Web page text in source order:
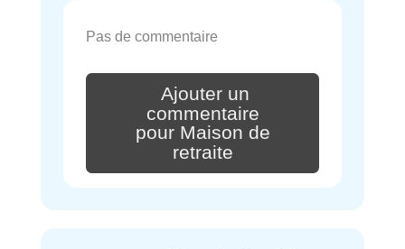
Pas de commentaire
Ajouter un
commentaire
pour Maison de
retraite